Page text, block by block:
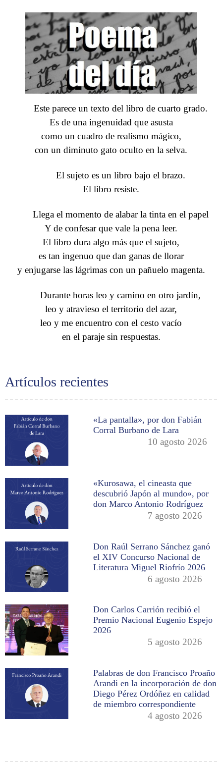
Artículos recientes
«La pantalla», por don Fabián
Corral Burbano de Lara
10 agosto 2026
«Kurosawa, el cineasta que
descubrió Japón al mundo», por
don Marco Antonio Rodríguez
7 agosto 2026
Don Raúl Serrano Sánchez ganó
el XIV Concurso Nacional de
Literatura Miguel Riofrío 2026
6 agosto 2026
Don Carlos Carrión recibió el
Premio Nacional Eugenio Espejo
2026
5 agosto 2026
Palabras de don Francisco Proaño
Arandi en la incorporación de don
Diego Pérez Ordóñez en calidad
de miembro correspondiente
4 agosto 2026
Este parece un texto del libro de cuarto grado.
Es de una ingenuidad que asusta
como un cuadro de realismo mágico,
con un diminuto gato oculto en la selva.
El sujeto es un libro bajo el brazo.
El libro resiste.
Llega el momento de alabar la tinta en el papel
Y de confesar que vale la pena leer.
El libro dura algo más que el sujeto,
es tan ingenuo que dan ganas de llorar
y enjugarse las lágrimas con un pañuelo magenta.
Durante horas leo y camino en otro jardín,
leo y atravieso el territorio del azar,
leo y me encuentro con el cesto vacío
en el paraje sin respuestas.